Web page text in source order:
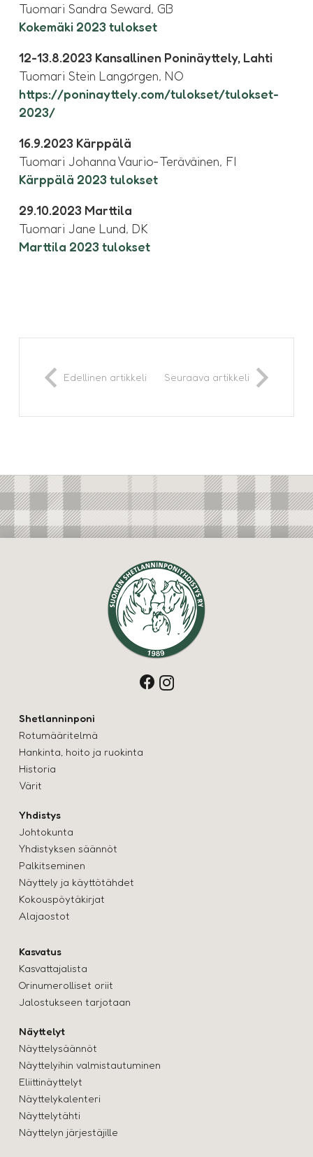
Tuomari Sandra Seward, GB
Kokemäki 2023 tulokset
12-13.8.2023 Kansallinen Poninäyttely, Lahti
Tuomari Stein Langørgen, NO
https://poninayttely.com/tulokset/tulokset-
2023/
16.9.2023 Kärppälä
Tuomari Johanna Vaurio-Teräväinen, FI
Kärppälä 2023 tulokset
29.10.2023 Marttila
Tuomari Jane Lund, DK
Marttila 2023 tulokset
Edellinen artikkeli Seuraava artikkeli
Shetlanninponi
Rotumääritelmä
Hankinta, hoito ja ruokinta
Historia
Värit
Yhdistys
Johtokunta
Yhdistyksen säännöt
Palkitseminen
Näyttely ja käyttötähdet
Kokouspöytäkirjat
Alajaostot
Kasvatus
Kasvattajalista
Orinumerolliset oriit
Jalostukseen tarjotaan
Näyttelyt
Näyttelysäännöt
Näyttelyihin valmistautuminen
Eliittinäyttelyt
Näyttelykalenteri
Näyttelytähti
Näyttelyn järjestäjille